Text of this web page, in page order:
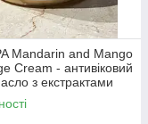
Mandarin and Mango
Cream - антивіковий
з екстрактами
мандарина, 473 мл